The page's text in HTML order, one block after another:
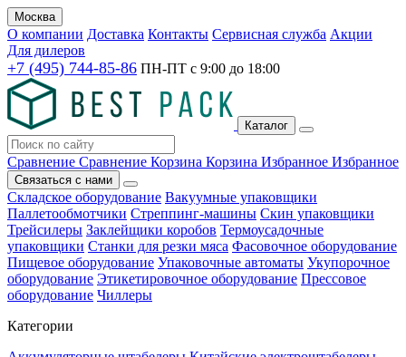
Москва
О компании Доставка Контакты Сервисная служба Акции
Для дилеров
+7 (495) 744-85-86 ПН-ПТ с 9:00 до 18:00
Каталог
Сравнение Сравнение Корзина Корзина Избранное Избранное
Связаться с нами
Складское оборудование Вакуумные упаковщики
Паллетообмотчики Стреппинг-машины Скин упаковщики
Трейсилеры Заклейщики коробов Термоусадочные
упаковщики Станки для резки мяса Фасовочное оборудование
Пищевое оборудование Упаковочные автоматы Укупорочное
оборудование Этикетировочное оборудование Прессовое
оборудование Чиллеры
Категории